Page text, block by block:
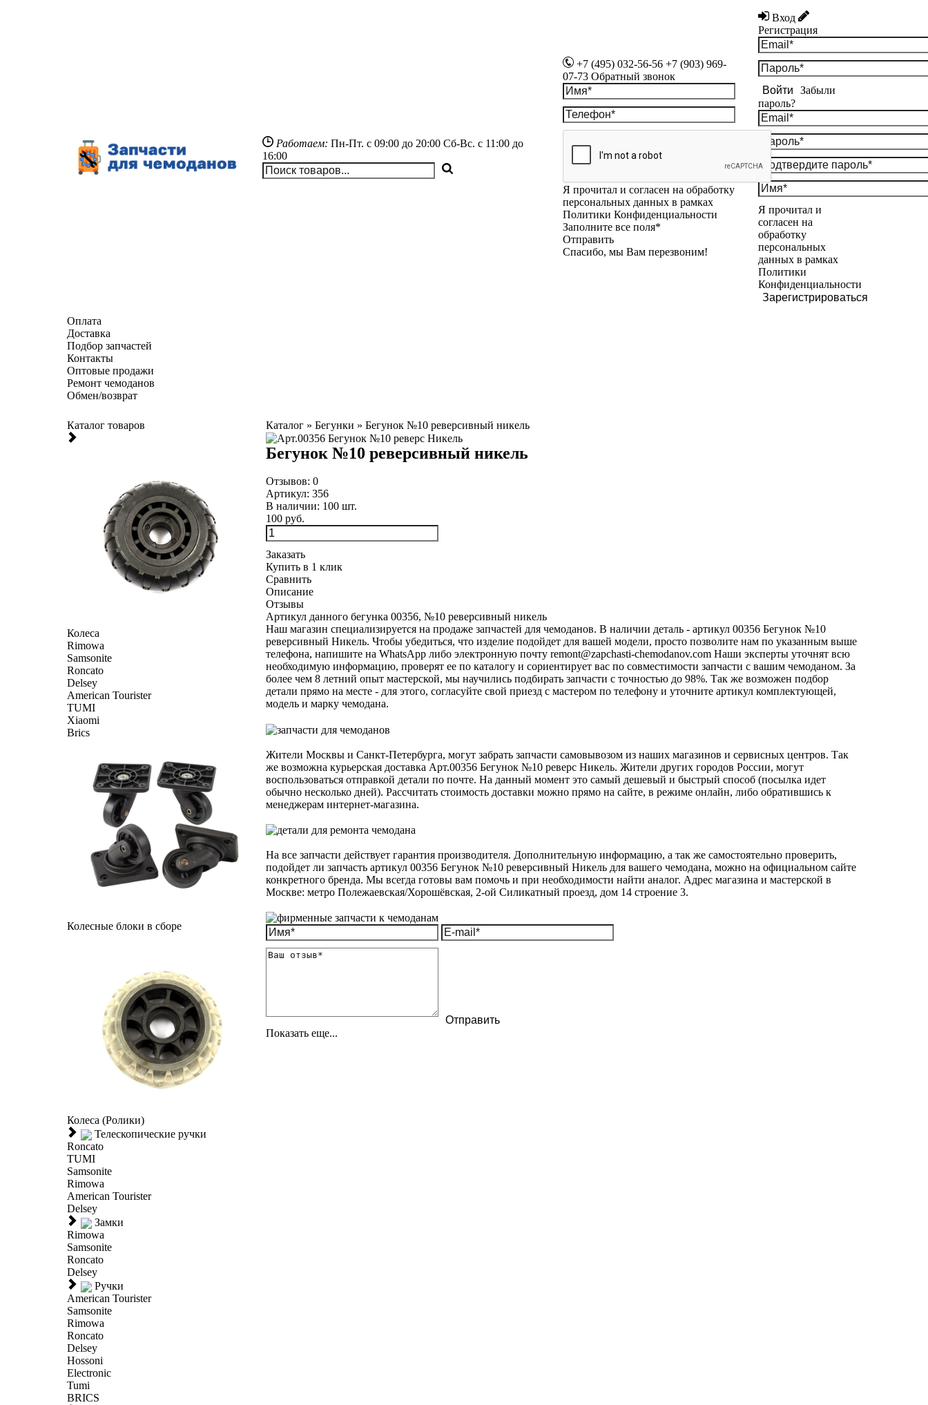
Работаем: Пн-Пт. с 09:00 до 20:00Сб-Вс. с 11:00 до
16:00
+7 (495) 032-56-56 +7 (903) 969-
07-73 Обратный звонок
Я прочитал и согласен на обработку
персональных данных в рамках
Политики Конфиденциальности
Заполните все поля*
Отправить
Спасибо, мы Вам перезвоним!
Вход
Регистрация
Войти
Забыли
пароль?
Я прочитал и
согласен на
обработку
персональных
данных в рамках
Политики
Конфиденциальности
Зарегистрироваться
Оплата
Доставка
Подбор запчастей
Контакты
Оптовые продажи
Ремонт чемоданов
Обмен/возврат
Каталог товаров
Колеса
Rimowa
Samsonite
Roncato
Delsey
American Tourister
TUMI
Xiaomi
Brics
Колесные блоки в сборе
Колеса (Ролики)
Телескопические ручки
Roncato
TUMI
Samsonite
Rimowa
American Tourister
Delsey
Замки
Rimowa
Samsonite
Roncato
Delsey
Ручки
American Tourister
Samsonite
Rimowa
Roncato
Delsey
Hossoni
Electronic
Tumi
BRICS
Каталог» Бегунки » Бегунок №10 реверсивный никель
Бегунок №10 реверсивный никель
Отзывов: 0
Артикул: 356
В наличии: 100шт.
100 руб.
Заказать
Купить в 1 клик
Сравнить
Описание
Отзывы
Артикул данного бегунка 00356, №10 реверсивный никель
Наш магазин специализируется на продаже запчастей для чемоданов. В наличии деталь - артикул 00356 Бегунок №10
реверсивный Никель. Чтобы убедиться, что изделие подойдет для вашей модели, просто позволите нам по указанным выше
телефона, напишите на WhatsApp либо электронную почту remont@zapchasti-chemodanov.comНаши эксперты уточнят всю
необходимую информацию, проверят ее по каталогу и сориентирует вас по совместимости запчасти с вашим чемоданом. За
более чем 8 летний опыт мастерской, мы научились подбирать запчасти с точностью до 98%. Так же возможен подбор
детали прямо на месте - для этого, согласуйте свой приезд с мастером по телефону и уточните артикул комплектующей,
модель и марку чемодана.
Жители Москвы и Санкт-Петербурга, могут забрать запчасти самовывозом из наших магазинов и сервисных центров. Так
же возможна курьерская доставка Арт.00356 Бегунок №10 реверс Никель. Жители других городов России, могут
воспользоваться отправкой детали по почте. На данный момент это самый дешевый и быстрый способ (посылка идет
обычно несколько дней). Рассчитать стоимость доставки можно прямо на сайте, в режиме онлайн, либо обратившись к
менеджерам интернет-магазина.
На все запчасти действует гарантия производителя. Дополнительную информацию, а так же самостоятельно проверить,
подойдет ли запчасть артикул 00356 Бегунок №10 реверсивный Никель для вашего чемодана, можно на официальном сайте
конкретного бренда. Мы всегда готовы вам помочь и при необходимости найти аналог. Адрес магазина и мастерской в
Москве: метро Полежаевская/Хорошёвская, 2-ой Силикатный проезд, дом 14 строение 3.
Показать еще...